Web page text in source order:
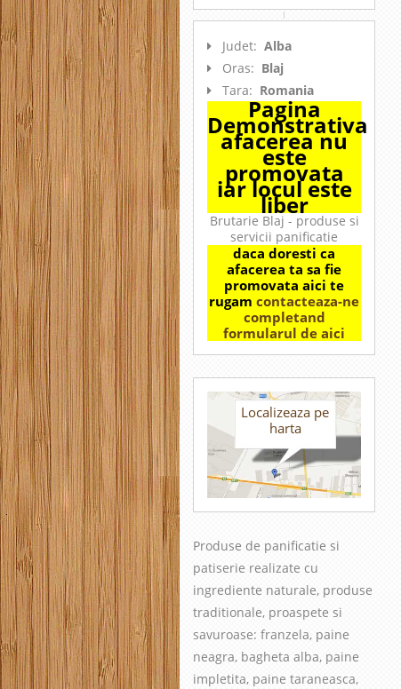
Judet: Alba
Oras: Blaj
Tara: Romania
Pagina
Demonstrativa
afacerea nu
este
promovata
iar locul este
liber
Brutarie Blaj - produse si
servicii panificatie
daca doresti ca
afacerea ta sa fie
promovata aici te
rugam contacteaza-ne
completand
formularul de aici
Localizeaza pe
harta
Produse de panificatie si
patiserie realizate cu
ingrediente naturale, produse
traditionale, proaspete si
savuroase: franzela, paine
neagra, bagheta alba, paine
impletita, paine taraneasca,